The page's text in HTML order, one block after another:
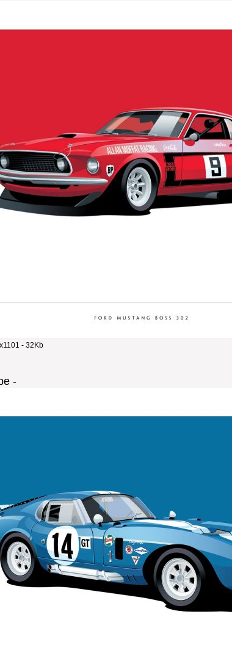
- 32Kb
-